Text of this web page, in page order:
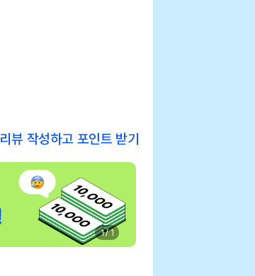
리뷰 작성하고 포인트 받기
1 / 1